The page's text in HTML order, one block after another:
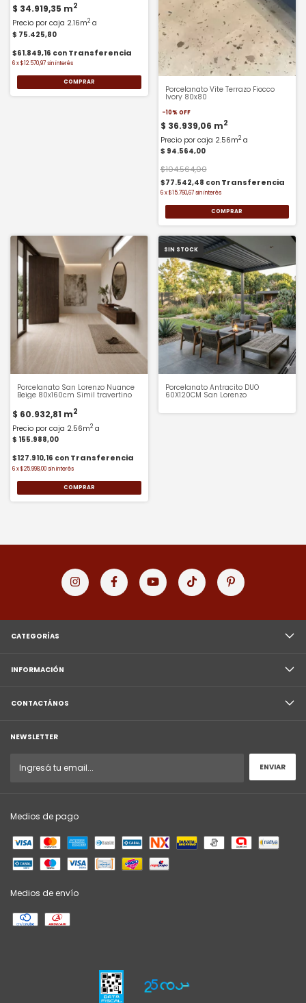
$ 34.919,35 m2
Precio por caja 2.16m2 a
$ 75.425,80
$61.849,16 con
6x$12.570,97sin interés
COMPRAR
Porcelanato Vite Terrazo Fiocco
Ivory 80x80
-10%OFF
$ 36.939,06 m2
Precio por caja 2.56m2a
$ 94.564,00
$104.564,00
$77.542,48 con
6 x$15.760,67 sin interés
COMPRAR
Porcelanato San Lorenzo Nuance
Beige 80x160cm Simil travertino
$ 60.932,81 m2
Precio por caja 2.56m2 a
$ 155.988,00
$127.910,16 con
6x$25.998,00sin interés
COMPRAR
SIN STOCK
Porcelanato Antracito DUO
60X120CM San Lorenzo
CATEGORÍAS
INFORMACIÓN
CONTACTÁNOS
NEWSLETTER
Medios de pago
Medios de envío